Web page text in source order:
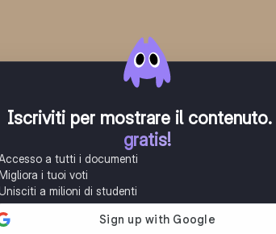
Iscriviti per mostrare il contenuto.
gratis!
a tutti i documenti
i tuoi voti
a milioni di studenti